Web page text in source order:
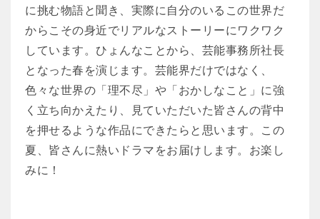
に挑む物語と聞き、実際に自分のいるこの世界だ
からこその身近でリアルなストーリーにワクワク
しています。ひょんなことから、芸能事務所社長
となった春を演じます。芸能界だけではなく、
色々な世界の「理不尽」や「おかしなこと」に強
く立ち向かえたり、見ていただいた皆さんの背中
を押せるような作品にできたらと思います。この
夏、皆さんに熱いドラマをお届けします。お楽し
みに！